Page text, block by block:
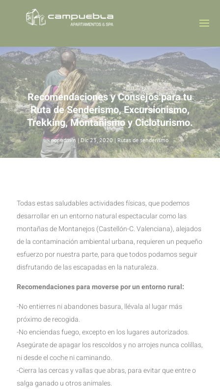
Recomendaciones y Consejos para tu
Ruta de Senderismo, Excursionismo,
Trekking, Montañismo y Cicloturismo.
poradmin | Dic 23, 2020 | Rutas de senderismo
Todas estas saludables actividades físicas, que podemos
desarrollar en un entorno natural espectacular como las
montañas de Montanejos (Castellón-C. Valenciana), alejados
de la contaminación ambiental urbana, requieren un pequeño
esfuerzo por nuestra parte, para que todos podamos seguir
disfrutando de las escapadas en la naturaleza.
Recomendaciones para moverse por un entorno rural:
-No entierres ni abandones basura, llévala al lugar más
próximo de recogida.
-No enciendas fuego, excepto en los lugares autorizados.
Asegúrate de apagar los rescoldos y no arrojes nunca colillas,
ni desde el coche ni caminando.
-Cierra las cercas y vallas que abras, para evitar que entre o
salga ganado u otros animales.